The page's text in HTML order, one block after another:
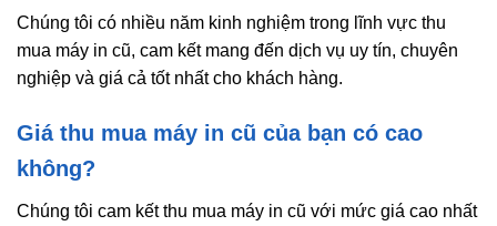
Chúng tôi có nhiều năm kinh nghiệm trong lĩnh vực thu
mua máy in cũ, cam kết mang đến dịch vụ uy tín, chuyên
nghiệp và giá cả tốt nhất cho khách hàng.
Giá thu mua máy in cũ của bạn có cao
không?
Chúng tôi cam kết thu mua máy in cũ với mức giá cao nhất